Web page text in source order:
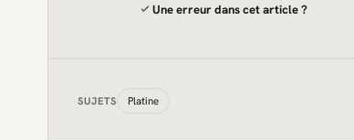
Une erreur dans cet article ?
SUJETS Platine